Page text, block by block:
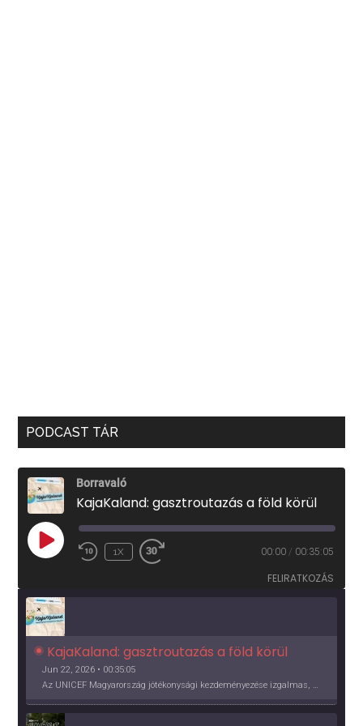
PODCAST TÁR
Borravaló
KajaKaland: gasztroutazás a föld körül
PLAY
EPISODE
1X 00:00 / 00:35:05
FELIRATKOZÁS
KajaKaland: gasztroutazás a föld körül
Jun 22, 2026 • 00:35:05
Az UNICEF Magyarország jótékonysági kezdeményezése izgalmas, egész éves világkörüli ízutazásra hív, igazi családi program és gasztroedukáció, illetve segítség a rászorulóknak is egyben.